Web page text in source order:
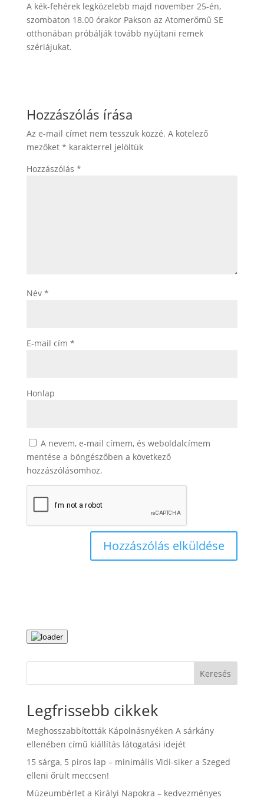
A kék-fehérek legközelebb majd november 25-én,
szombaton 18.00 órakor Pakson az Atomerőmű SE
otthonában próbálják tovább nyújtani remek
szériájukat.
Hozzászólás írása
Az e-mail címet nem tesszük közzé. A kötelező
mezőket * karakterrel jelöltük
Hozzászólás *
Név *
E-mail cím *
Honlap
A nevem, e-mail címem, és weboldalcímem
mentése a böngészőben a következő
hozzászólásomhoz.
Keresés
Legfrissebb cikkek
Meghosszabbították Kápolnásnyéken A sárkány
ellenében című kiállítás látogatási idejét
15 sárga, 5 piros lap – minimális Vidi-siker a Szeged
elleni őrült meccsen!
Múzeumbérlet a Királyi Napokra – kedvezményes